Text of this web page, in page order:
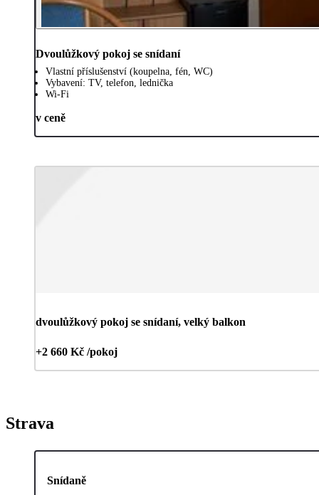
Dvoulůžkový pokoj se snídaní
Vlastní příslušenství (koupelna, fén, WC)
Vybavení: TV, telefon, lednička
Wi-Fi
v ceně
dvoulůžkový pokoj se snídaní, velký balkon
+2 660 Kč /pokoj
Strava
Snídaně